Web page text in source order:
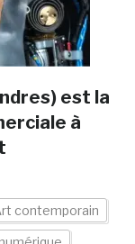
est la
à
contemporain